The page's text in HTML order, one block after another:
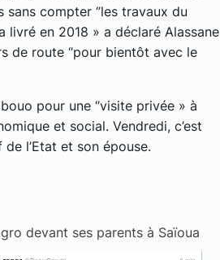
compter ‘’les travaux du
livré en 2018 » a déclaré Alassane
de route ‘’pour bientôt avec le
pour une ‘’visite privée » à
et social. Vendredi, c’est
l’Etat et son épouse.
devant ses parents à Saïoua